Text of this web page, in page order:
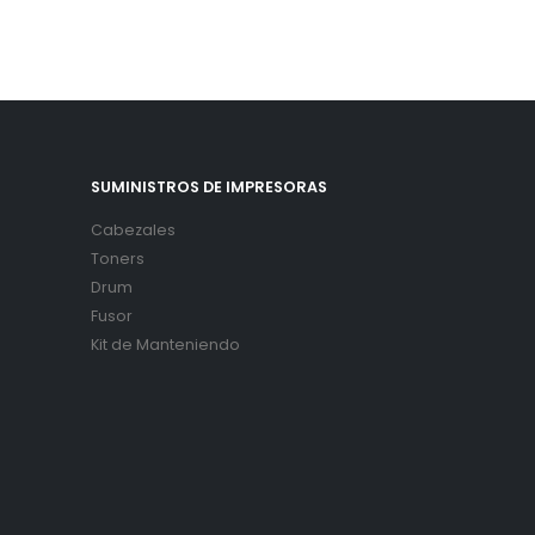
SUMINISTROS DE IMPRESORAS
Cabezales
Toners
Drum
Fusor
Kit de Manteniendo